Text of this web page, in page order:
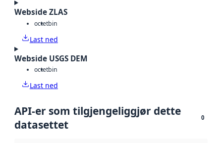
Webside ZLAS
octetbin
Last ned
Webside USGS DEM
octetbin
Last ned
API-er som tilgjengeliggjør dette
datasettet
0